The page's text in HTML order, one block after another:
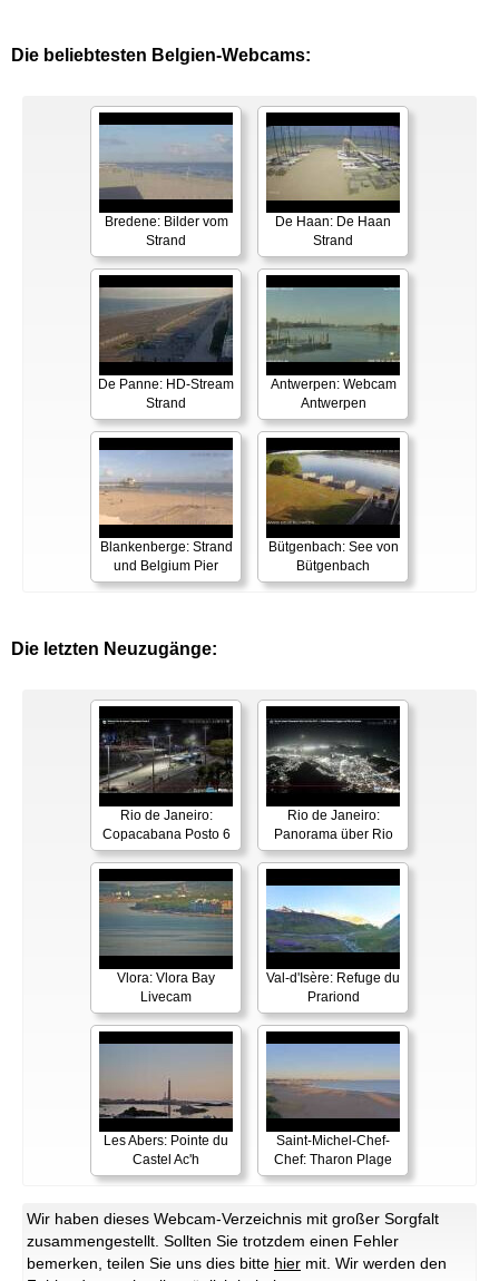
Die beliebtesten Belgien-Webcams:
Bredene: Bilder vom
Strand
De Haan: De Haan
Strand
De Panne: HD-Stream
Strand
Antwerpen: Webcam
Antwerpen
Blankenberge: Strand
und Belgium Pier
Bütgenbach: See von
Bütgenbach
Die letzten Neuzugänge:
Rio de Janeiro:
Copacabana Posto 6
Rio de Janeiro:
Panorama über Rio
Vlora: Vlora Bay
Livecam
Val-d'Isère: Refuge du
Prariond
Les Abers: Pointe du
Castel Ac'h
Saint-Michel-Chef-
Chef: Tharon Plage
Wir haben dieses Webcam-Verzeichnis mit großer Sorgfalt
zusammengestellt. Sollten Sie trotzdem einen Fehler
bemerken, teilen Sie uns dies bitte hier mit. Wir werden den